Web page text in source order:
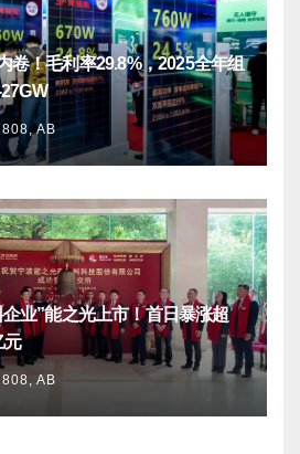
卷！毛利率29.8%，2025全年组
808, AB
业”能之光上市！首日暴涨超
元
808, AB